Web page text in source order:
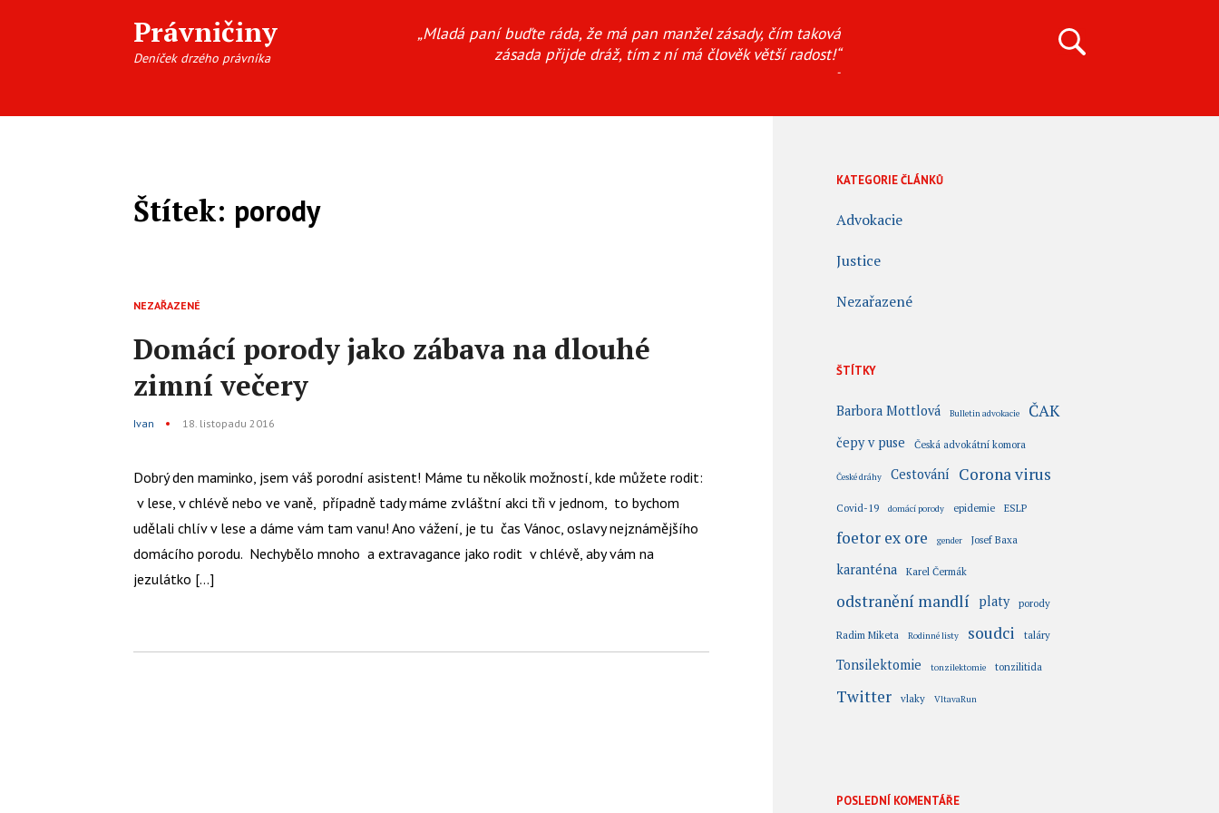
Právničiny
Deníček drzého právníka
„Mladá paní buďte ráda, že má pan manžel zásady, čím taková
zásada přijde dráž, tím z ní má člověk větší radost!“
-
Štítek: porody
NEZAŘAZENÉ
Domácí porody jako zábava na dlouhé
zimní večery
Ivan 18. listopadu 2016
Dobrý den maminko, jsem váš porodní asistent! Máme tu několik možností, kde můžete rodit:
v lese, v chlévě nebo ve vaně, případně tady máme zvláštní akci tři v jednom, to bychom
udělali chlív v lese a dáme vám tam vanu! Ano vážení, je tu čas Vánoc, oslavy nejznámějšího
domácího porodu. Nechybělo mnoho a extravagance jako rodit v chlévě, aby vám na
jezulátko […]
KATEGORIE ČLÁNKŮ
Advokacie
Justice
Nezařazené
ŠTÍTKY
Barbora Mottlová Bulletin advokacie ČAK
čepy v puse Česká advokátní komora
České dráhy Cestování Corona virus
Covid-19 domácí porody epidemie ESLP
foetor ex ore gender Josef Baxa
karanténa Karel Čermák
odstranění mandlí platy porody
Radim Miketa Rodinné listy soudci taláry
Tonsilektomie tonzilektomie tonzilitida
Twitter vlaky VltavaRun
POSLEDNÍ KOMENTÁŘE